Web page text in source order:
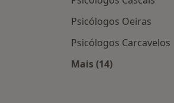
Psicólogos Oeiras
Psicólogos Carcavelos
Mais (14)